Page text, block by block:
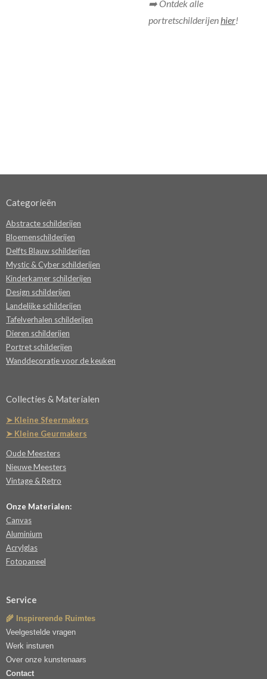
➡️ Ontdek alle
portretschilderijenhier!
Categorieën
Abstracte schilderijen
Bloemenschilderijen
Delfts Blauw schilderijen
Mystic & Cyber schilderijen
Kinderkamer schilderijen
Design schilderijen
Landelijke schilderijen
Tafelverhalen schilderijen
Dieren schilderijen
Portret schilderijen
Wanddecoratie voor de keuken
Collecties & Materialen
➤ Kleine Sfeermakers
➤ Kleine Geurmakers
Oude Meesters
Nieuwe Meesters
Vintage & Retro
Onze Materialen:
Canvas
Aluminium
Acrylglas
Fotopaneel
Service
🌾 Inspirerende Ruimtes
Veelgestelde vragen
Werk insturen
Over onze kunstenaars
Contact